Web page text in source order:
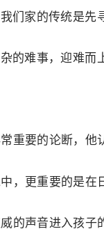
们家的传统是先
的难事，迎难而
重要的论断，他
，更重要的是在
的声音进入孩